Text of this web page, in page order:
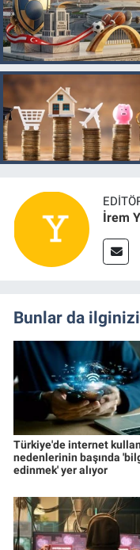
İrem
Bunlar da
Türkiye'de internet
nedenlerinin başında
edinmek' yer alıyor